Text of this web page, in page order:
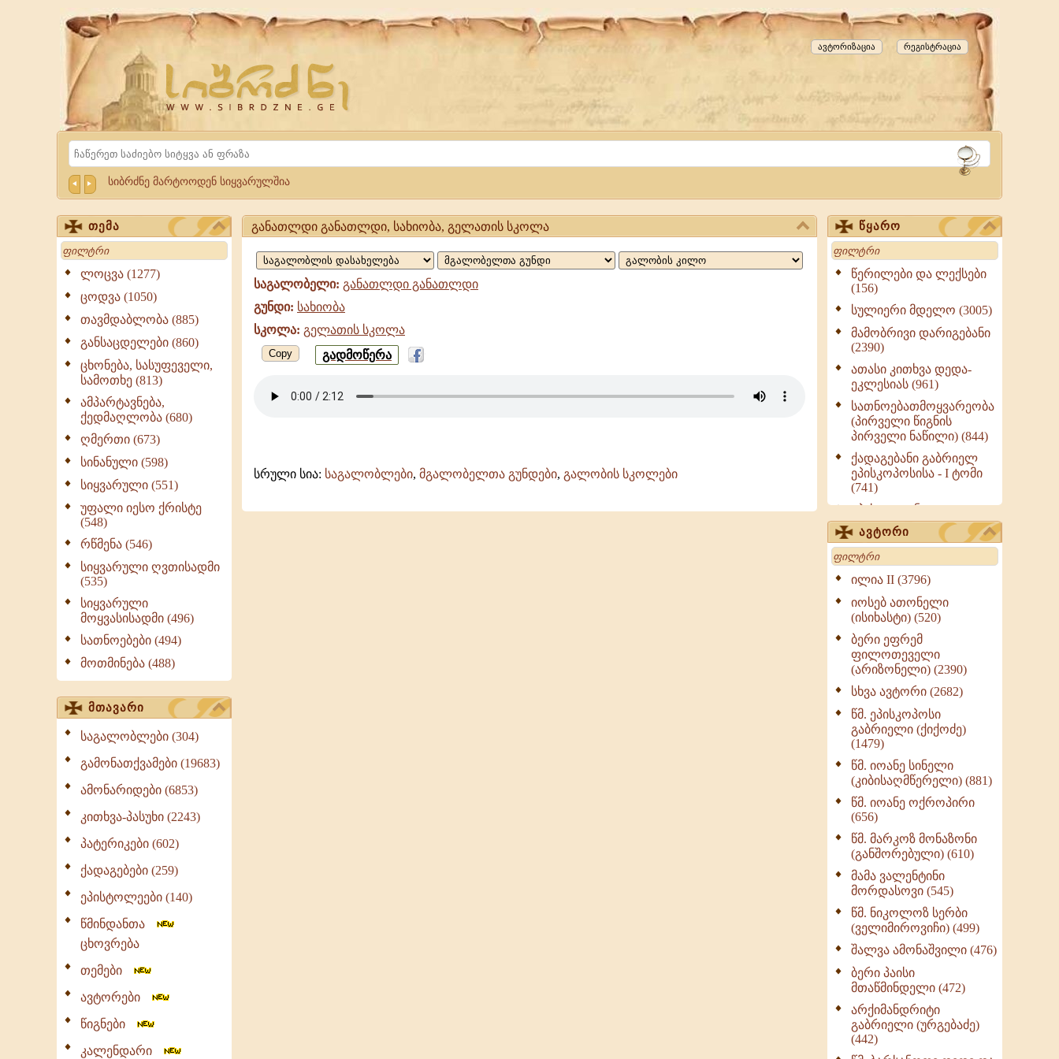
Website
Sibrdzne.ge
რეგისტრაცია
ავტორიზაცია
Search
სიბრძნე მარტოოდენ სიყვარულშია
თემა
Search
ლოცვა (1277)
ცოდვა (1050)
თავმდაბლობა (885)
განსაცდელები (860)
ცხონება, სასუფეველი,
სამოთხე (813)
ამპარტავნება,
ქედმაღლობა (680)
ღმერთი (673)
სინანული (598)
სიყვარული (551)
უფალი იესო ქრისტე
(548)
რწმენა (546)
სიყვარული ღვთისადმი
(535)
სიყვარული
მოყვასისადმი (496)
სათნოებები (494)
მოთმინება (488)
მთავარი
საგალობლები (304)
გამონათქვამები (19683)
ამონარიდები (6853)
კითხვა-პასუხი (2243)
პატერიკები (602)
ქადაგებები (259)
ეპისტოლეები (140)
წმინდანთა
ცხოვრება
თემები
ავტორები
წიგნები
კალენდარი
განათლდი
სახიობა,
გელათის
სკოლა
განათლდი განათლდი, სახიობა, გელათის სკოლა
საგალობელი: განათლდი განათლდი
გუნდი: სახიობა
სკოლა: გელათის სკოლა
Copy გადმოწერა
სრული სია: საგალობლები, მგალობელთა გუნდები, გალობის სკოლები
წყარო
Search
წერილები და ლექსები
(156)
სულიერი მდელო (3005)
მამობრივი დარიგებანი
(2390)
ათასი კითხვა დედა-
ეკლესიას (961)
სათნოებათმოყვარეობა
(პირველი წიგნის
პირველი ნაწილი) (844)
ქადაგებანი გაბრიელ
ეპისკოპოსისა - I ტომი
(741)
ეპისტოლენი,
ქადაგებანი, სიტყვანი
(ნაწილი III) (723)
მოძღვრის ძალზე
სასარგებლო რჩევები
მრევლისათვის (545)
Wisdomge (514)
ქადაგებანი გაბრიელ
ეპისკოპოსისა - II ტომი
(370)
სულიერი ცხოვრების
სახელმძღვანელო -
ნაწილი II (369)
ღმერთი და ადამიანები
(287)
ბერის დიადემა (278)
მონაზვნური
გამოცდილების
ოთხი ასეული თავი
სიყვარულის შესახებ
(259)
ავტორი
Search
ილია II (3796)
იოსებ ათონელი
(ისიხასტი) (520)
ბერი ეფრემ
ფილოთეველი
(არიზონელი) (2390)
სხვა ავტორი (2682)
წმ. ეპისკოპოსი
გაბრიელი (ქიქოძე)
(1479)
წმ. იოანე სინელი
(კიბისაღმწერელი) (881)
წმ. იოანე ოქროპირი
(656)
წმ. მარკოზ მონაზონი
(განშორებული) (610)
მამა ვალენტინი
მორდასოვი (545)
წმ. ნიკოლოზ სერბი
(ველიმიროვიჩი) (499)
შალვა ამონაშვილი (476)
ბერი პაისი
მთაწმინდელი (472)
არქიმანდრიტი
გაბრიელი (ურგებაძე)
(442)